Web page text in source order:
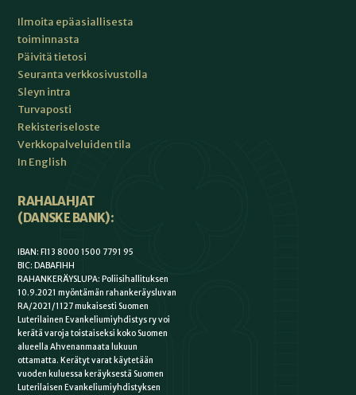
Ilmoita epäasiallisesta
toiminnasta
Päivitä tietosi
Seuranta verkkosivustolla
Sleyn intra
Turvaposti
Rekisteriseloste
Verkkopalveluiden tila
In English
RAHALAHJAT
(DANSKE BANK):
IBAN: FI13 8000 1500 7791 95
BIC: DABAFIHH
RAHANKERÄYSLUPA: Poliisihallituksen
10.9.2021 myöntämän rahankeräysluvan
RA/2021/1127 mukaisesti Suomen
Luterilainen Evankeliumiyhdistys ry voi
kerätä varoja toistaiseksi koko Suomen
alueella Ahvenanmaata lukuun
ottamatta. Kerätyt varat käytetään
vuoden kuluessa keräyksestä Suomen
Luterilaisen Evankeliumiyhdistyksen